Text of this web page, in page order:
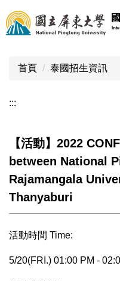
跳
到
主
首頁 泰國招生資訊
:::
【活動】2022
between National
Rajamangala
Thanyaburi
活動時間 Time:
5/20(FRI.) 01:00 PM -